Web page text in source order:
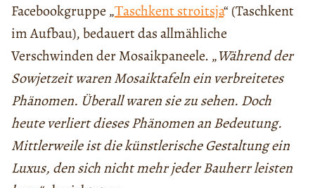
Facebookgruppe „Тaschkent stroitsja“ (Taschkent
im Aufbau), bedauert das allmähliche
Verschwinden der Mosaikpaneele. „Während der
Sowjetzeit waren Mosaiktafeln ein verbreitetes
Phänomen. Überall waren sie zu sehen. Doch
heute verliert dieses Phänomen an Bedeutung.
Mittlerweile ist die künstlerische Gestaltung ein
Luxus, den sich nicht mehr jeder Bauherr leisten